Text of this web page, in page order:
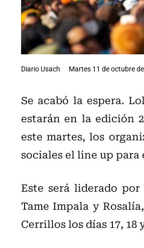
Diario Usach Martes 11 de octubre
Se acabó la espera.
estarán en la edición
este martes, los
sociales el line up para
Este será liderado
Tame Impala y
Cerrillos los días 17, 18